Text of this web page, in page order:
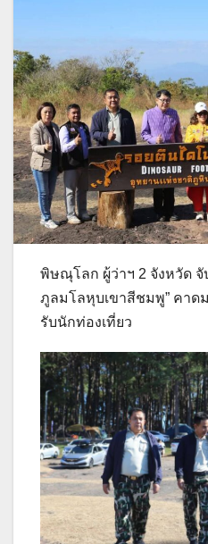
พิษณุโลก ผู้ว่าฯ 2 จังหวัด จั
ภูลมโลหุบเขาสีชมพู” คาด
รับนักท่องเที่ยว